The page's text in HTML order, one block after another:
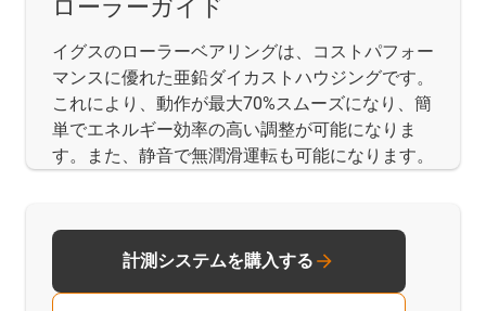
ローラーガイド
イグスのローラーベアリングは、コストパフォー
マンスに優れた亜鉛ダイカストハウジングです。
これにより、動作が最大70%スムーズになり、簡
単でエネルギー効率の高い調整が可能になりま
す。また、静音で無潤滑運転も可能になります。
計測システムを購入する